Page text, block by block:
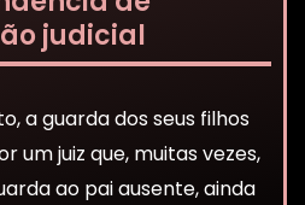
judicial
a guarda dos seus filhos
um juiz que, muitas vezes,
ao pai ausente, ainda